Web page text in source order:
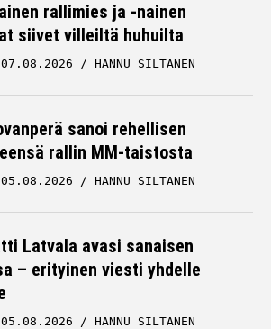
rallimies ja -nainen
siivet villeiltä huhuilta
07.08.2026 HANNU SILTANEN
sanoi rehellisen
rallin MM-taistosta
05.08.2026 HANNU SILTANEN
Latvala avasi sanaisen
– erityinen viesti yhdelle
05.08.2026 HANNU SILTANEN